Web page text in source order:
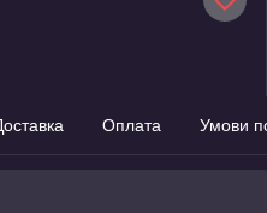
Оплата Умови